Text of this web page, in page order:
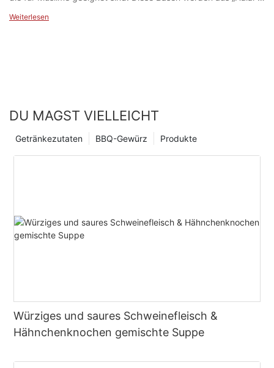
köstliche Hot-Pot-Erlebnis genießen können.
Weiterlesen
DU MAGST VIELLEICHT
Produkte
BBQ-Gewürz
Getränkezutaten
Würziges und saures Schweinefleisch &
Hähnchenknochen gemischte Suppe